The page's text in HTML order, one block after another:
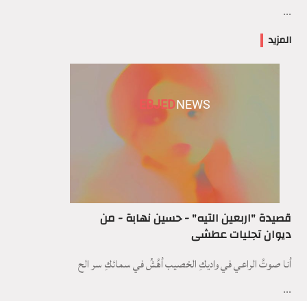
...
المزيد
EBJEDNEWS
قصيدة "اربعين التيه" - حسين نهابة - من
ديوان تجليات عطشى
أنا صوتُ الراعي في واديكِ الخصيب أهُشُ في سمائكِ سر الح
...